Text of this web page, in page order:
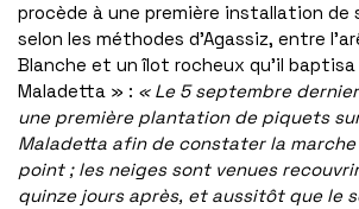
procède à une première installation de
selon les méthodes d’Agassiz, entre
Blanche et un îlot rocheux qu’il
Maladetta » : « Le 5 septembre
une première plantation de piquets
Maladetta afin de constater la
point ; les neiges sont venues
quinze jours après, et aussitôt que le